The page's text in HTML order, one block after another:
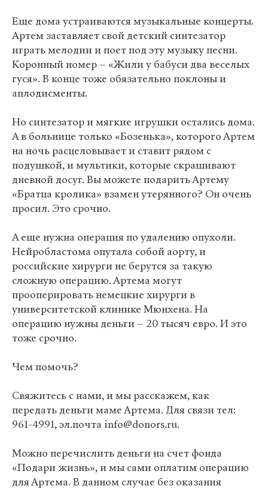
Еще дома устраиваются музыкальные концерты.
Артем заставляет свой детский синтезатор
играть мелодии и поет под эту музыку песни.
Коронный номер – «Жили у бабуси два веселых
гуся». В конце тоже обязательно поклоны и
аплодисменты.
Но синтезатор и мягкие игрушки остались дома.
А в больнице только «Бозенька», которого Артем
на ночь расцеловывает и ставит рядом с
подушкой, и мультики, которые скрашивают
дневной досуг. Вы можете подарить Артему
«Братца кролика» взамен утерянного? Он очень
просил. Это срочно.
А еще нужна операция по удалению опухоли.
Нейробластома опутала собой аорту, и
российские хирурги не берутся за такую
сложную операцию. Артема могут
прооперировать немецкие хирурги в
университетской клинике Мюнхена. На
операцию нужны деньги – 20 тысяч евро. И это
тоже срочно.
Чем помочь?
Свяжитесь с нами, и мы расскажем, как
передать деньги маме Артема. Для связи тел:
961-4991, эл.почта info@donors.ru.
Можно перечислить деньги на счет фонда
«Подари жизнь», и мы сами оплатим операцию
для Артема. В данном случае без оказания